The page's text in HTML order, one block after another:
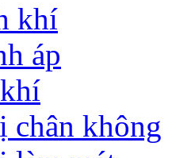
khí
áp
chân không